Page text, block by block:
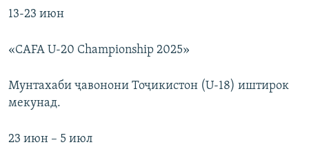
13-23 июн
«CAFA U-20 Championship 2025»
Мунтахаби ҷавонони Тоҷикистон (U-18) иштирок
мекунад.
23 июн – 5 июл